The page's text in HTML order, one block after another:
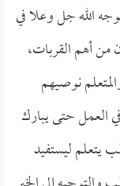
الله جل وعلا في
من أهم القربات،
نوصيهم
العمل حتى يبارك
يتعلم ليستفيد